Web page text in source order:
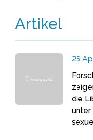
Artikel
25
die
unter